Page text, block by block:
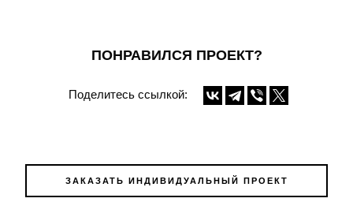
ПОНРАВИЛСЯ ПРОЕКТ?
Поделитесь ссылкой:
ЗАКАЗАТЬ ИНДИВИДУАЛЬНЫЙ ПРОЕКТ